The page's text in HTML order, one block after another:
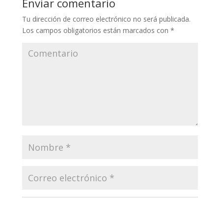
Enviar comentario
Tu dirección de correo electrónico no será publicada.
Los campos obligatorios están marcados con *